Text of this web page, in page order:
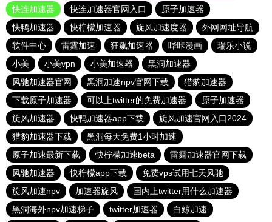
快连加速器
快连加速器官网入口
原子加速器
快鸭加速器
快柠檬加速器 旋风加速度器
外网网址导航
软件中心
雷霆加速 狂飙加速器 哔咔漫画
瑞乐小说
小美
小美vpn 小美加速器
黑洞加速器
风驰加速器官网
黑洞加速npv官网下载
猎豹加速器
下载原子加速器
可以上twitter的免费加速器
原子加速器
旋风加速器
快鸭加速器app下载
旋风加速官网入口2024
猎豹加速器下载
黑洞每天免费1小时加速
原子加速最新下载
快柠檬加速beta
雷霆加速器官网下载
风驰加速器
快柠檬app下载
免费vps试用七天风驰
旋风加速npv
加速器旋风
国内上twitter用什么加速器
黑洞海外npv加速梯子
twitter加速器
白鲸加速